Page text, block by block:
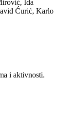
Ida
Ćurić, Karlo
i aktivnosti.